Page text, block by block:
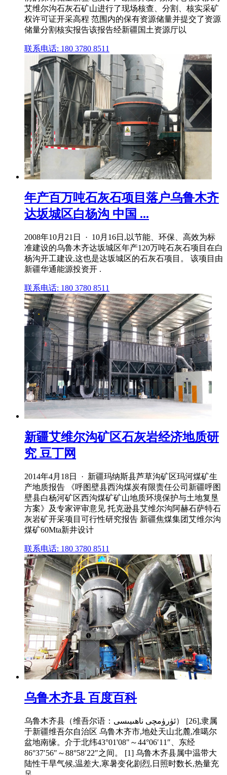
艾维尔沟石灰石矿山进行了现场核查、分割、核实采矿
权许可证开采高程 范围内的保有资源储量并提交了资源
储量分割核实报告该报告经新疆国土资源厅以
联系电话: 180 3780 8511
年产百万吨石灰石项目落户乌鲁木齐
达坂城区白杨沟 中国 ...
2008年10月21日 · 10月16日,以节能、环保、高效为标
准建设的乌鲁木齐达坂城区年产120万吨石灰石项目在白
杨沟开工建设,这也是达坂城区的石灰石项目。 该项目由
新疆华通能源投资开 .
联系电话: 180 3780 8511
新疆艾维尔沟矿区石灰岩经济地质研
究 豆丁网
2014年4月18日 · 新疆玛纳斯县芦草沟矿区玛河煤矿生
产地质报告 《呼图壁县西沟煤炭有限责任公司新疆呼图
壁县白杨河矿区西沟煤矿矿山地质环境保护与土地复垦
方案》及专家评审意见 托克逊县艾维尔沟阿赫石萨特石
灰岩矿开采项目可行性研究报告 新疆焦煤集团艾维尔沟
煤矿60Mta新井设计
联系电话: 180 3780 8511
乌鲁木齐县 百度百科
乌鲁木齐县（维吾尔语：ئۈرۈمچى ناھىيىسى） [26],隶属
于新疆维吾尔自治区 乌鲁木齐市,地处天山北麓,准噶尔
盆地南缘。介于北纬43°01'08"～44°06′11″、东经
86°37′56″～88°58′22″之间。 [1] 乌鲁木齐县属中温带大
陆性干旱气候,温差大,寒暑变化剧烈,日照时数长,热量充